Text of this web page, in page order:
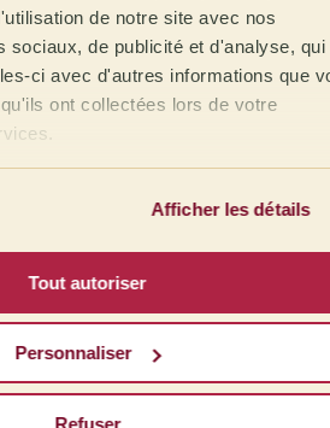
de notre site avec nos
sociaux, de publicité et d'analyse, qui
ci avec d'autres informations que
ont collectées lors de votre
Afficher les détails
Tout autoriser
Personnaliser
Refuser